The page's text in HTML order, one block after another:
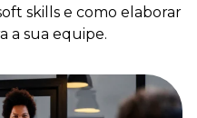
skills e como elaborar
a sua equipe.